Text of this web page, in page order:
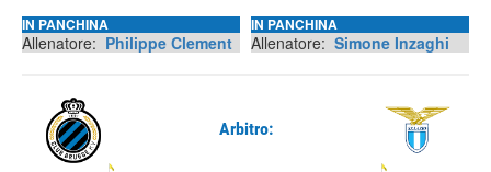
IN PANCHINA
Allenatore: Philippe Clement
IN PANCHINA
Allenatore: Simone Inzaghi
Arbitro: